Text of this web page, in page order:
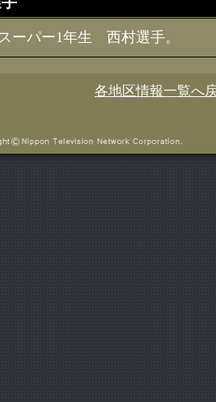
ーパー1年生 西村選手。
各地区情報一覧へ